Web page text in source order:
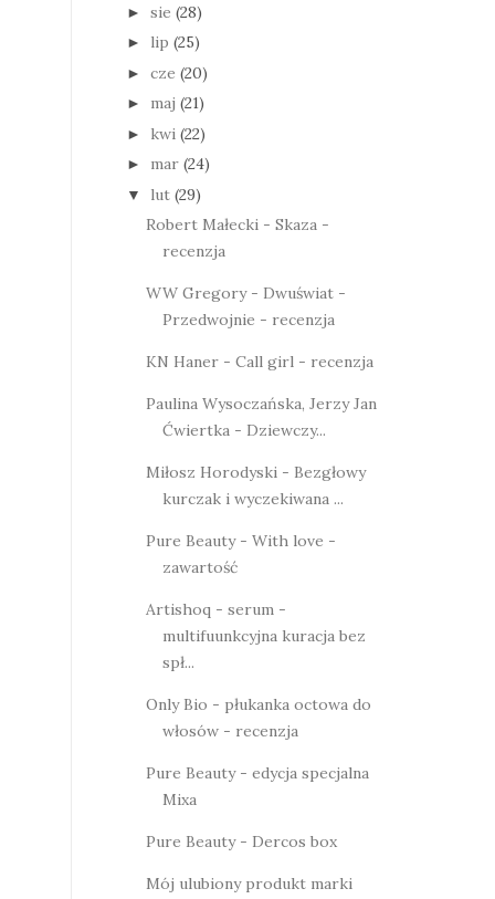
► sie (28)
► lip (25)
► cze (20)
► maj (21)
► kwi (22)
► mar (24)
▼ lut (29)
Robert Małecki - Skaza -
recenzja
WW Gregory - Dwuświat -
Przedwojnie - recenzja
KN Haner - Call girl - recenzja
Paulina Wysoczańska, Jerzy Jan
Ćwiertka - Dziewczy...
Miłosz Horodyski - Bezgłowy
kurczak i wyczekiwana ...
Pure Beauty - With love -
zawartość
Artishoq - serum -
multifuunkcyjna kuracja bez
spł...
Only Bio - płukanka octowa do
włosów - recenzja
Pure Beauty - edycja specjalna
Mixa
Pure Beauty - Dercos box
Mój ulubiony produkt marki